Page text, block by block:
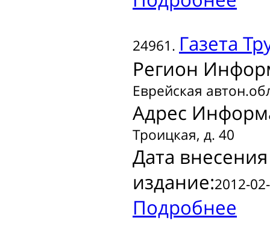
24961. Газета
Регион
Еврейская
Адрес
Троицкая, д. 40
Дата
издание:2012-
Подробнее